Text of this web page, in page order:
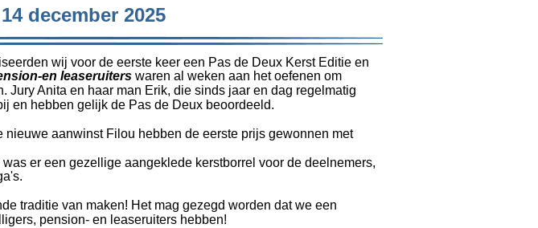
14 december 2025
wij voor de eerste keer een Pas de Deux Kerst Editie en
en leaseruiters waren al weken aan het oefenen om
Jury Anita en haar man Erik, die sinds jaar en dag regelmatig
en hebben gelijk de Pas de Deux beoordeeld.
nieuwe aanwinst Filou hebben de eerste prijs gewonnen met
er een gezellige aangeklede kerstborrel voor de deelnemers,
traditie van maken! Het mag gezegd worden dat we een
pension- en leaseruiters hebben!